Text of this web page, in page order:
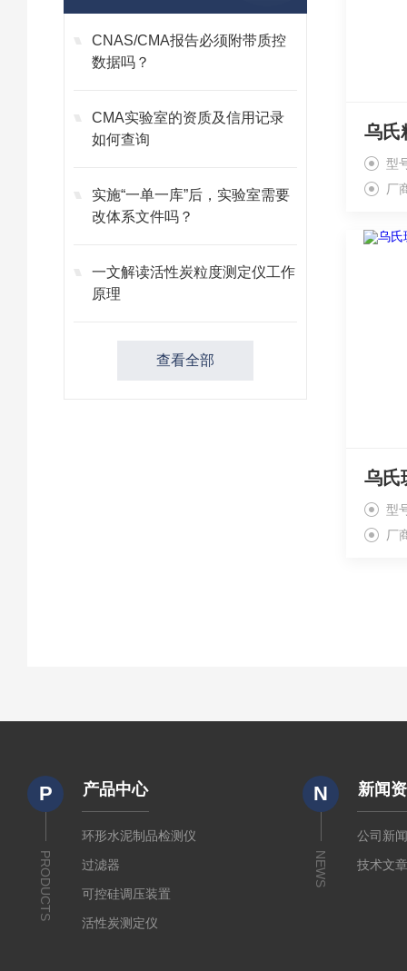
CNAS/CMA报告必须附带质控
数据吗？
CMA实验室的资质及信用记录
如何查询
实施“一单一库”后，实验室需要
改体系文件吗？
一文解读活性炭粒度测定仪工作
原理
查看全部
乌氏
型
厂
型
厂
P
PRODUCTS
产品中心
环形水泥制品检测仪
过滤器
可控硅调压装置
活性炭测定仪
N
NEWS
新闻
公司新
技术文